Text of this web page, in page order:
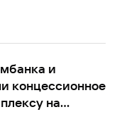
и
концессионное
на